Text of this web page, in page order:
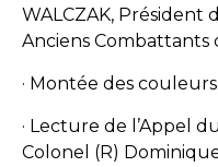
WALCZAK, Président
Anciens Combattants
· Montée des couleurs
· Lecture de l’Appel
Colonel (R)